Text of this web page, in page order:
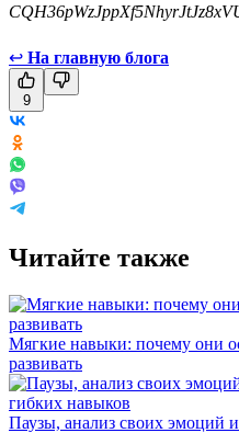
↩ На главную блога
9
Читайте также
Мягкие навыки: почему они
развивать
Паузы, анализ своих эмоций